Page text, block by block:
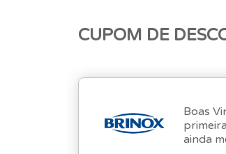
CUPOM DE
Boas
ainda